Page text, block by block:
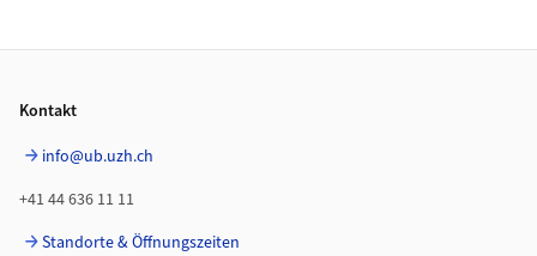
Kontakt
info@ub.uzh.ch
+41 44 636 11 11
Standorte & Öffnungszeiten